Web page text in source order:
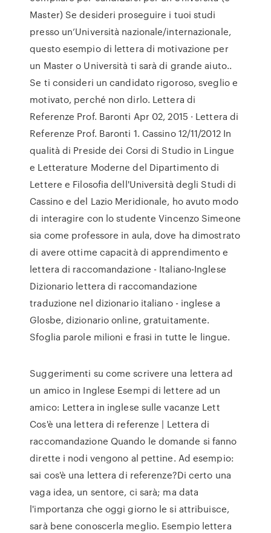
Master) Se desideri proseguire i tuoi studi
presso un’Università nazionale/internazionale,
questo esempio di lettera di motivazione per
un Master o Università ti sarà di grande aiuto..
Se ti consideri un candidato rigoroso, sveglio e
motivato, perché non dirlo. Lettera di
Referenze Prof. Baronti Apr 02, 2015 · Lettera di
Referenze Prof. Baronti 1. Cassino 12/11/2012 In
qualità di Preside dei Corsi di Studio in Lingue
e Letterature Moderne del Dipartimento di
Lettere e Filosofia dell'Università degli Studi di
Cassino e del Lazio Meridionale, ho avuto modo
di interagire con lo studente Vincenzo Simeone
sia come professore in aula, dove ha dimostrato
di avere ottime capacità di apprendimento e
lettera di raccomandazione - Italiano-Inglese
Dizionario lettera di raccomandazione
traduzione nel dizionario italiano - inglese a
Glosbe, dizionario online, gratuitamente.
Sfoglia parole milioni e frasi in tutte le lingue.
Suggerimenti su come scrivere una lettera ad
un amico in Inglese Esempi di lettere ad un
amico: Lettera in inglese sulle vacanze Lett
Cos'è una lettera di referenze | Lettera di
raccomandazione Quando le domande si fanno
dirette i nodi vengono al pettine. Ad esempio:
sai cos'è una lettera di referenze?Di certo una
vaga idea, un sentore, ci sarà; ma data
l'importanza che oggi giorno le si attribuisce,
sarà bene conoscerla meglio. Esempio lettera